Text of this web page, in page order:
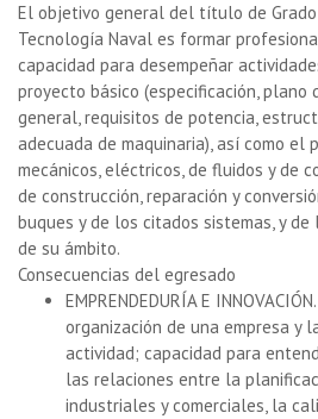
El objetivo general del título de
Tecnología Naval es formar
capacidad para desempeñar
proyecto básico (especificación, plano
general, requisitos de potencia,
adecuada de maquinaria), así como el
mecánicos, eléctricos, de fluidos y de
de construcción, reparación y
buques y de los citados sistemas, y
de su ámbito.
Consecuencias del egresado
EMPRENDEDURÍA E
organización de una empresa y
actividad; capacidad para
las relaciones entre la
industriales y comerciales, la